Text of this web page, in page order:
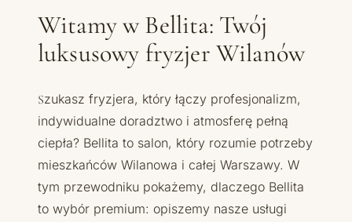
Witamy w Bellita: Twój
luksusowy fryzjer Wilanów
Szukasz fryzjera, który łączy profesjonalizm,
indywidualne doradztwo i atmosferę pełną
ciepła? Bellita to salon, który rozumie potrzeby
mieszkańców Wilanowa i całej Warszawy. W
tym przewodniku pokażemy, dlaczego Bellita
to wybór premium: opiszemy nasze usługi